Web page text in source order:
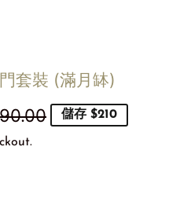
套裝 (滿月缽)
定
$2,690.00
售
$2,480.00
儲存 $210